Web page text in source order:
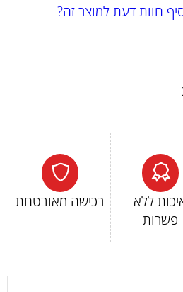
חוות דעת למוצר זה?
ללא
פשרות
רכישה מאובטחת